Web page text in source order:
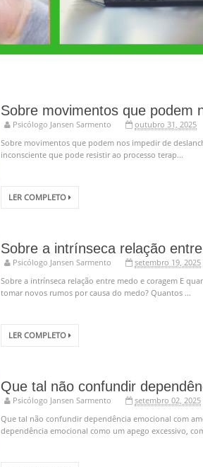
Psicólogo Jansen Sarmento outubro 31, 2025
Sobre movimentos que podem nos impedir de
inconsciente que pode resistir ao processo terap...
LER COMPLETO
Sobre a intrínseca relação
Psicólogo Jansen Sarmento setembro 19, 2025
Sobre a intrínseca relação entre medo e coragem E
tomar novos rumos por causa do medo? Quantos ...
LER COMPLETO
Psicólogo Jansen Sarmento setembro 02, 2025
Que tal não confundir dependência emocional com
dependência emocional como um apego excessivo,